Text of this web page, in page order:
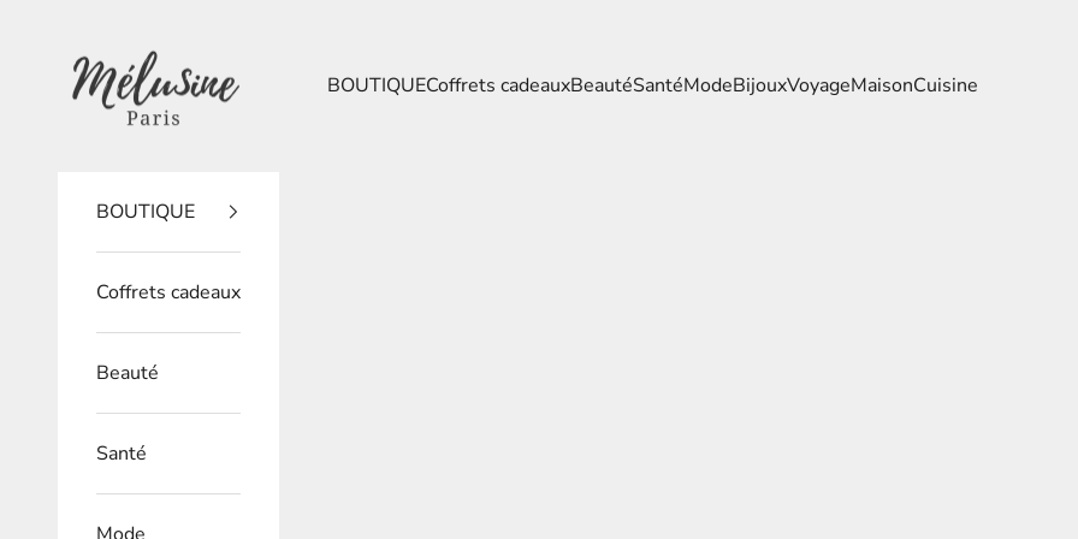
Mélusine Paris
BOUTIQUECoffrets cadeauxBeautéSantéModeBijouxVoyageMaisonCuisine
BOUTIQUE
Coffrets cadeaux
Beauté
Santé